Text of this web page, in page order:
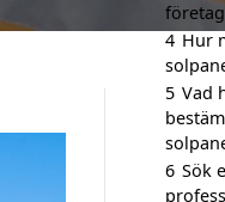
företag
4 Hur
5 Vad
6 Sök